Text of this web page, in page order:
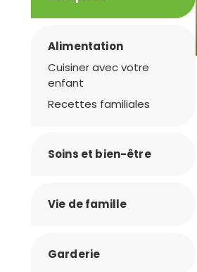
Alimentation
Cuisiner avec votre
enfant
Recettes familiales
Soins et bien-être
Vie de famille
Garderie